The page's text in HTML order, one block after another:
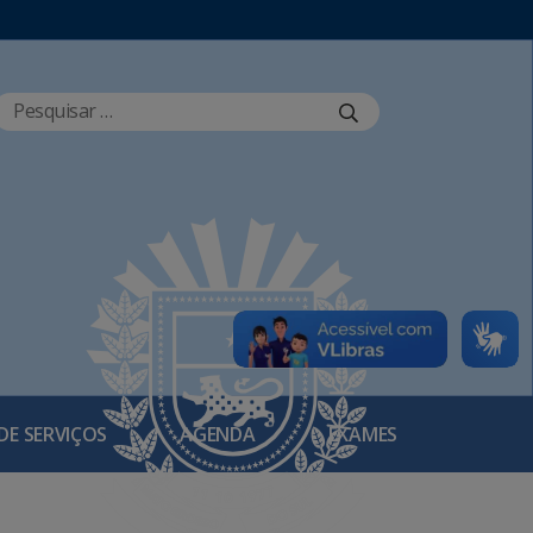
SERVIÇOS AGENDA EXAMES